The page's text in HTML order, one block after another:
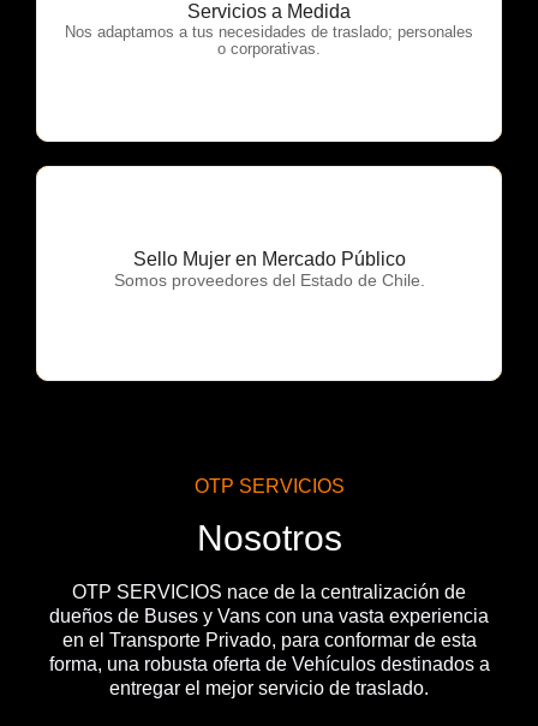
Servicios a Medida
Nos adaptamos a tus necesidades de traslado; personales
o corporativas.
OTP Servicios
Sello Mujer en Mercado Público
Somos proveedores del Estado de Chile.
OTP Servicios
OTP SERVICIOS
Nosotros
OTP SERVICIOS nace de la centralización de
dueños de Buses y Vans con una vasta experiencia
en el Transporte Privado, para conformar de esta
forma, una robusta oferta de Vehículos destinados a
entregar el mejor servicio de traslado.